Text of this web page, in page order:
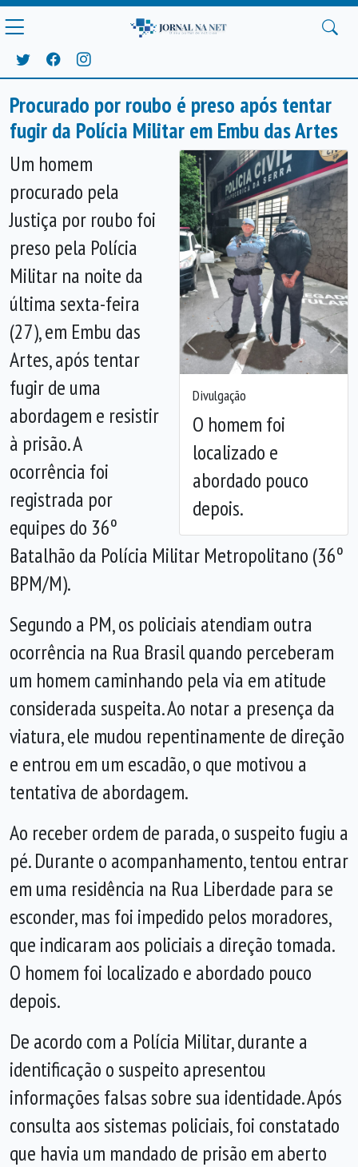
Procurado por roubo é preso após tentar
fugir da Polícia Militar em Embu das Artes
Divulgação
O homem foi
localizado e
abordado pouco
depois.
Anterior
Um homem
procurado pela
Justiça por roubo foi
preso pela Polícia
Militar na noite da
última sexta-feira
(27), em Embu das
Artes, após tentar
fugir de uma
abordagem e resistir
à prisão. A
ocorrência foi
registrada por
equipes do 36º
Batalhão da Polícia Militar Metropolitano (36º
BPM/M).
Segundo a PM, os policiais atendiam outra
ocorrência na Rua Brasil quando perceberam
um homem caminhando pela via em atitude
considerada suspeita. Ao notar a presença da
viatura, ele mudou repentinamente de direção
e entrou em um escadão, o que motivou a
tentativa de abordagem.
Ao receber ordem de parada, o suspeito fugiu a
pé. Durante o acompanhamento, tentou entrar
em uma residência na Rua Liberdade para se
esconder, mas foi impedido pelos moradores,
que indicaram aos policiais a direção tomada.
O homem foi localizado e abordado pouco
depois.
De acordo com a Polícia Militar, durante a
identificação o suspeito apresentou
informações falsas sobre sua identidade. Após
consulta aos sistemas policiais, foi constatado
que havia um mandado de prisão em aberto